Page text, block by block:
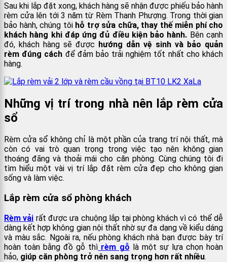
Sau khi lắp đặt xong, khách hàng sẽ nhận được phiếu bảo hành
rèm cửa lên tới 3 năm từ Rèm Thanh Phượng. Trong thời gian
bảo hành, chúng tôi hỗ trợ sửa chữa, thay thế miễn phí cho
khách hàng khi đáp ứng đủ điều kiện bảo hành. Bên cạnh
đó, khách hàng sẽ được hướng dẫn vệ sinh và bảo quản
rèm đúng cách để đảm bảo trải nghiệm tốt nhất cho khách
hàng.
Những vị trí trong nhà nên lắp rèm cửa
sổ
Rèm cửa sổ không chỉ là một phần của trang trí nội thất, mà
còn có vai trò quan trọng trong việc tạo nên không gian
thoáng đãng và thoải mái cho căn phòng. Cùng chúng tôi đi
tìm hiểu một vài vị trí lắp đặt rèm cửa đẹp cho không gian
sống và làm việc.
Lắp rèm cửa sổ phòng khách
Rèm vải rất được ưa chuộng lắp tại phòng khách vì có thể dễ
dàng kết hợp không gian nội thất nhờ sự đa dạng về kiểu dáng
và màu sắc. Ngoài ra, nếu phòng khách nhà bạn được bày trí
hoàn toàn bằng đồ gỗ thì rèm gỗ là một sự lựa chọn hoàn
hảo, giúp căn phòng trở nên sang trọng hơn rất nhiều.